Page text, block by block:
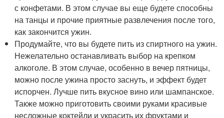
с конфетами. В этом случае вы еще будете способны
на танцы и прочие приятные развлечения после того,
как закончится ужин.
Продумайте, что вы будете пить из спиртного на ужин.
Нежелательно останавливать выбор на крепком
алкоголе. В этом случае, особенно в вечер пятницы,
можно после ужина просто заснуть, и эффект будет
испорчен. Лучше пить вкусное вино или шампанское.
Также можно приготовить своими руками красивые
несложные коктейли и украсить их фруктами и